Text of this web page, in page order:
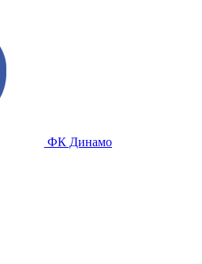
ФК Динамо